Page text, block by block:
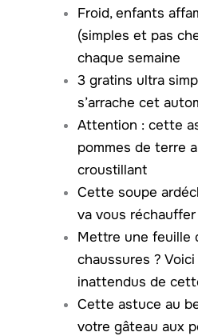
Froid, enfants
(simples et pas
chaque semaine
3 gratins ultra
s’arrache cet
Attention : cette
pommes de terre
croustillant
Cette soupe
va vous
Mettre une feuille
chaussures ?
inattendus de
Cette astuce au
votre gâteau aux